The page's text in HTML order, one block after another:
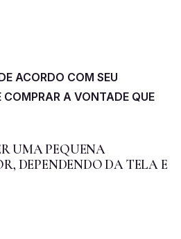
ACORDO COM SEU
COMPRAR A VONTADE QUE
UMA PEQUENA
DEPENDENDO DA TELA E